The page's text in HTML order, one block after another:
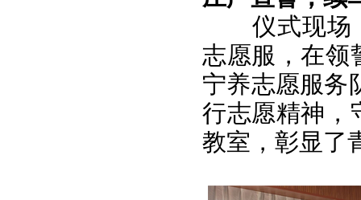
仪式现场
志愿服，在领
宁养志愿服务
行志愿精神，
教室，彰显了